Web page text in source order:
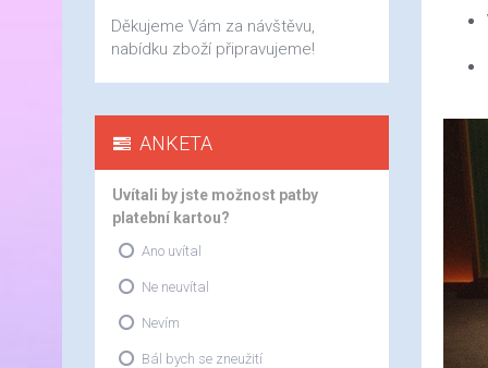
Děkujeme Vám za návštěvu,
nabídku zboží připravujeme!
ANKETA
Uvítali by jste možnost patby
platební kartou?
Ano uvítal
Ne neuvítal
Nevím
Bál bych se zneužití